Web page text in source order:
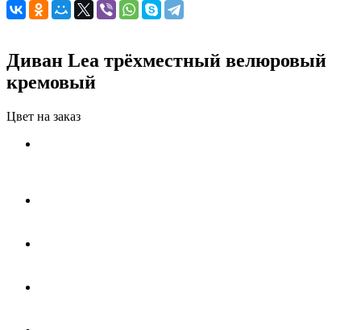
Диван Lea трёхместный велюровый
кремовый
Цвет на заказ